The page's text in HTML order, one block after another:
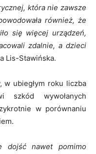
która nie zawsze
również, że
się więcej urządzeń,
zdalnie, a dzieci
Lis-Stawińska.
w ubiegłym roku liczba
szkód wywołanych
w porównaniu
dojść nawet pomimo